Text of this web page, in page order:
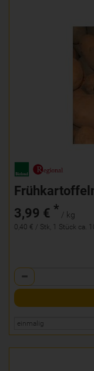
3,99 € * / kg
0,40 € / Stk, 1 Stück ca.
Anzahl